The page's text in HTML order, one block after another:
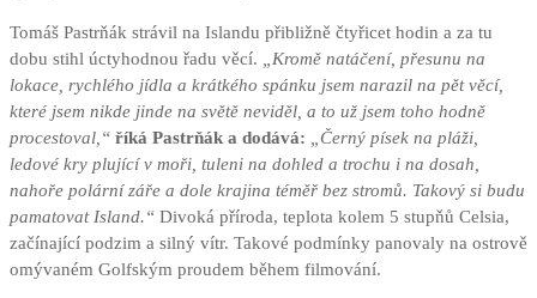
Tomáš Pastrňák strávil na Islandu přibližně čtyřicet hodin a za tu
dobu stihl úctyhodnou řadu věcí.
„Kromě natáčení, přesunu na
lokace, rychlého jídla a krátkého spánku jsem narazil na pět věcí,
které jsem nikde jinde na světě neviděl, a to už jsem toho hodně
procestoval,“ říká Pastrňák a dodává:
„Černý písek na pláži,
ledové kry plující v moři, tuleni na dohled a trochu i na dosah,
nahoře polární záře a dole krajina téměř bez stromů. Takový si budu
pamatovat Island.“ Divoká příroda, teplota kolem 5 stupňů Celsia,
začínající podzim a silný vítr. Takové podmínky panovaly na ostrově
omývaném Golfským proudem během filmování.